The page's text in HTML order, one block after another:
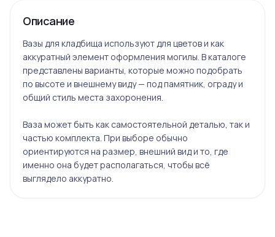
Описание
Вазы для кладбища используют для цветов и как
аккуратный элемент оформления могилы. В каталоге
представлены варианты, которые можно подобрать
по высоте и внешнему виду — под памятник, ограду и
общий стиль места захоронения.
Ваза может быть как самостоятельной деталью, так и
частью комплекта. При выборе обычно
ориентируются на размер, внешний вид и то, где
именно она будет располагаться, чтобы всё
выглядело аккуратно.